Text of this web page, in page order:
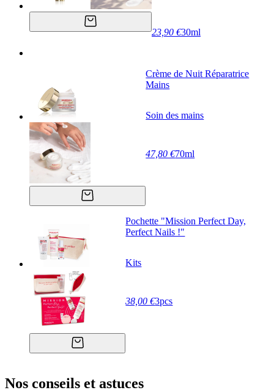
23,90 €30ml
Crème de Nuit Réparatrice
Mains
Soin des mains
47,80 €70ml
Pochette "Mission Perfect Day,
Perfect Nails !"
Kits
38,00 €3pcs
Nos conseils et astuces